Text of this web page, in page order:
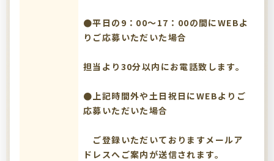
●平日の9：00～17：00の間にWEBよ
りご応募いただいた場合
担当より30分以内にお電話致します。
●上記時間外や土日祝日にWEBよりご
応募いただいた場合
ご登録いただいておりますメールア
ドレスへご案内が送信されます。